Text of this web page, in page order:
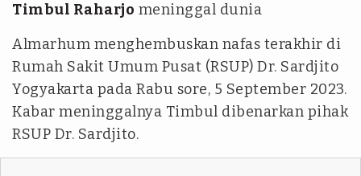
Timbul Raharjo meninggal dunia
Almarhum menghembuskan nafas terakhir di
Rumah Sakit Umum Pusat (RSUP) Dr. Sardjito
Yogyakarta pada Rabu sore, 5 September 2023.
Kabar meninggalnya Timbul dibenarkan pihak
RSUP Dr. Sardjito.